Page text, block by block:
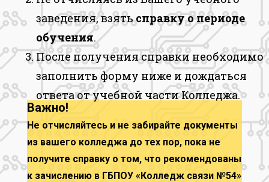
заведения, взятьсправку о периоде
обучения.
После получения справки необходимо
заполнить форму ниже и дождаться
ответа от учебной части Колледжа.
Важно!
Не отчисляйтесь и не забирайте документы
из вашего колледжа до тех пор, пока не
получите справку о том, что рекомендованы
к зачислению в ГБПОУ «Колледж связи №54»